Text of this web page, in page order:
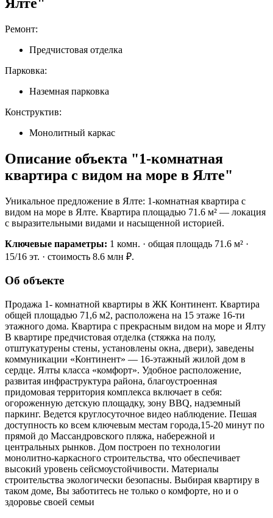
Ремонт:
Предчистовая отделка
Парковка:
Наземная парковка
Конструктив:
Монолитный каркас
Описание объекта "1-комнатная
квартира с видом на море в Ялте"
Уникальное предложение в Ялте: 1-комнатная квартира с
видом на море в Ялте. Квартира площадью 71.6 м² — локация
с выразительными видами и насыщенной историей.
Ключевые параметры: 1 комн. · общая площадь 71.6 м² ·
15/16 эт. · стоимость 8.6 млн ₽.
Об объекте
Продажа 1- комнатной квартиры в ЖК Континент. Квартира
общей площадью 71,6 м2, расположена на 15 этаже 16-ти
этажного дома. Квартира с прекрасным видом на море и Ялту
В квартире предчистовая отделка (стяжка на полу,
отштукатурены стены, установлены окна, двери), заведены
коммуникации «Континент» — 16-этажный жилой дом в
сердце. Ялты класса «комфорт». Удобное расположение,
развитая инфраструктура района, благоустроенная
придомовая территория комплекса включает в себя:
огороженную детскую площадку, зону BBQ, надземный
паркинг. Ведется круглосуточное видео наблюдение. Пешая
доступность ко всем ключевым местам города,15-20 минут по
прямой до Массандровского пляжа, набережной и
центральных рынков. Дом построен по технологии
монолитно-каркасного строительства, что обеспечивает
высокий уровень сейсмоустойчивости. Материалы
строительства экологически безопасны. Выбирая квартиру в
таком доме, Вы заботитесь не только о комфорте, но и о
здоровье своей семьи